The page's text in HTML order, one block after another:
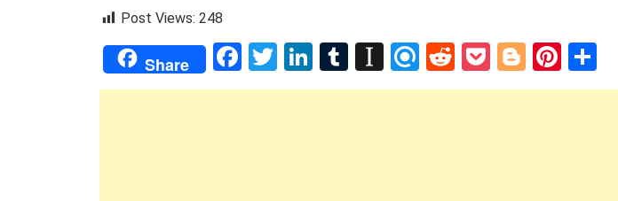
Post Views: 248
Share Facebook
TwitterLinkedIn
Tumblr
Instapaper
RefindRedditPocket
Blogger